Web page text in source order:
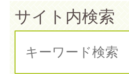
サイト内検索